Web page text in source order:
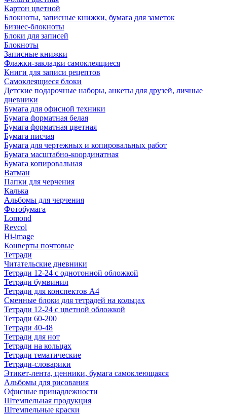
Картон цветной
Блокноты, записные книжки, бумага для заметок
Бизнес-блокноты
Блоки для записей
Блокноты
Записные книжки
Флажки-закладки самоклеящиеся
Книги для записи рецептов
Самоклеящиеся блоки
Детские подарочные наборы, анкеты для друзей, личные
дневники
Бумага для офисной техники
Бумага форматная белая
Бумага форматная цветная
Бумага писчая
Бумага для чертежных и копировальных работ
Бумага масштабно-координатная
Бумага копировальная
Ватман
Папки для черчения
Калька
Альбомы для черчения
Фотобумага
Lomond
Revcol
Hi-image
Конверты почтовые
Тетради
Читательские дневники
Тетради 12-24 с однотонной обложкой
Тетради бумвинил
Тетради для конспектов А4
Сменные блоки для тетрадей на кольцах
Тетради 12-24 с цветной обложкой
Тетради 60-200
Тетради 40-48
Тетради для нот
Тетради на кольцах
Тетради тематические
Тетради-словарики
Этикет-лента, ценники, бумага самоклеющаяся
Альбомы для рисования
Офисные принадлежности
Штемпельная продукция
Штемпельные краски